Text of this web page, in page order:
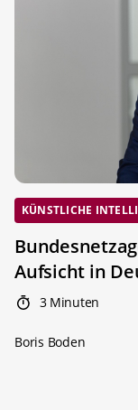
KÜNSTLICHE
Aufsicht in
3 Minuten
Boris Boden